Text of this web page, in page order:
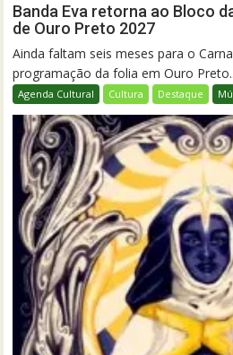
Banda Eva retorna ao Bloco
de Ouro Preto 2027
Ainda faltam seis meses para o
programação da folia em Ouro
Agenda Cultural Cultura Destaque